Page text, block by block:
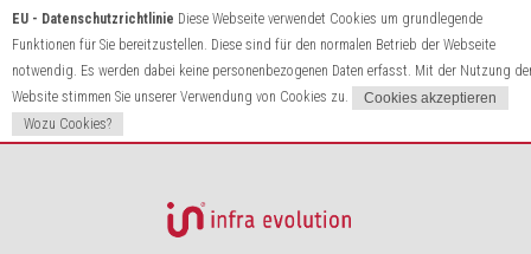
EU - Datenschutzrichtlinie Diese Webseite verwendet Cookies um grundlegende
Funktionen für Sie bereitzustellen. Diese sind für den normalen Betrieb der Webseite
notwendig. Es werden dabei keine personenbezogenen Daten erfasst. Mit der Nutzung
Website stimmen Sie unserer Verwendung von Cookies zu.
Wozu Cookies?